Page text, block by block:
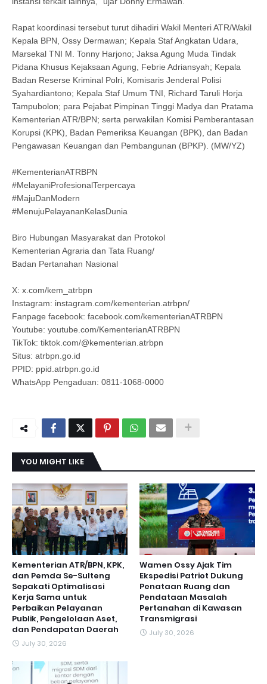
Rapat koordinasi tersebut turut dihadiri Wakil Menteri ATR/Wakil
Kepala BPN, Ossy Dermawan; Kepala Staf Angkatan Udara,
Marsekal TNI M. Tonny Harjono; Jaksa Agung Muda Tindak
Pidana Khusus Kejaksaan Agung, Febrie Adriansyah; Kepala
Badan Reserse Kriminal Polri, Komisaris Jenderal Polisi
Syahardiantono; Kepala Staf Umum TNI, Richard Taruli Horja
Tampubolon; para Pejabat Pimpinan Tinggi Madya dan Pratama
Kementerian ATR/BPN; serta perwakilan Komisi Pemberantasan
Korupsi (KPK), Badan Pemeriksa Keuangan (BPK), dan Badan
Pengawasan Keuangan dan Pembangunan (BPKP). (MW/YZ)
#KementerianATRBPN
#MelayaniProfesionalTerpercaya
#MajuDanModern
#MenujuPelayananKelasDunia
Biro Hubungan Masyarakat dan Protokol
Kementerian Agraria dan Tata Ruang/
Badan Pertanahan Nasional
X: x.com/kem_atrbpn
Instagram: instagram.com/kementerian.atrbpn/
Fanpage facebook: facebook.com/kementerianATRBPN
Youtube: youtube.com/KementerianATRBPN
TikTok: tiktok.com/@kementerian.atrbpn
Situs: atrbpn.go.id
PPID: ppid.atrbpn.go.id
WhatsApp Pengaduan: 0811-1068-0000
YOU MIGHT LIKE
Kementerian ATR/BPN, KPK,
dan Pemda Se-Sulteng
Sepakati Optimalisasi
Kerja Sama untuk
Perbaikan Pelayanan
Publik, Pengelolaan Aset,
dan Pendapatan Daerah
July 30, 2026
Wamen Ossy Ajak Tim
Ekspedisi Patriot Dukung
Penataan Ruang dan
Pendataan Masalah
Pertanahan di Kawasan
Transmigrasi
July 30, 2026